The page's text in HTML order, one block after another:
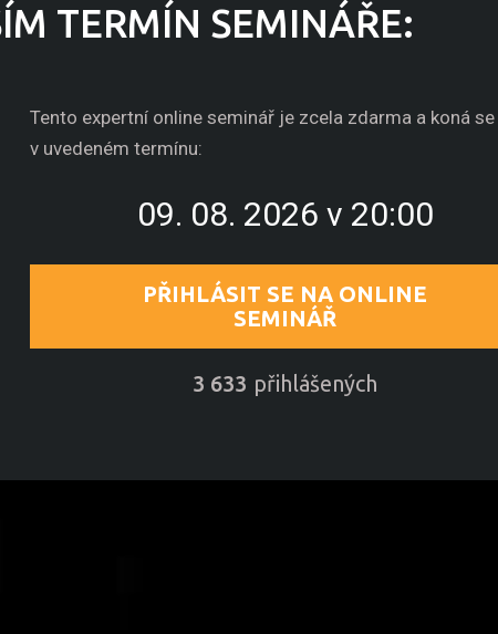
TERMÍN SEMINÁŘE:
Tento expertní online seminář je zcela zdarma a koná se
v uvedeném termínu:
09. 08. 2026 v 20:00
PŘIHLÁSIT SE NA ONLINE
SEMINÁŘ
3 633 přihlášených